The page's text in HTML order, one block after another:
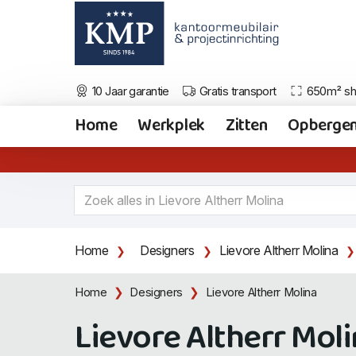
10 Jaar garantie Gratis transport 650m²
Home Werkplek Zitten
Home Designers Lievore Altherr Molina
Home Designers Lievore Altherr Molina
Lievore Altherr